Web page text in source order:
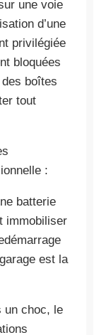
une voie
d’une
privilégiée
bloquées
boîtes
tout
:
batterie
immobiliser
est la
un choc, le